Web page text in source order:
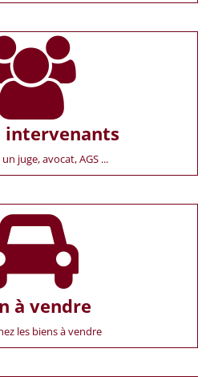
intervenants
juge, avocat, AGS ...
à vendre
les biens à vendre